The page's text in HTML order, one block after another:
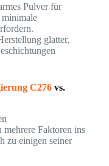
Pulver für
glatter,
C276vs.
Faktoren ins
zu einigen seiner